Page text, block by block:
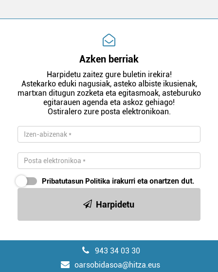
Azken berriak
Harpidetu zaitez gure buletin irekira!
Astekarko eduki nagusiak, asteko albiste ikusienak,
martxan ditugun zozketa eta egitasmoak, asteburuko
egitarauen agenda eta askoz gehiago!
Ostiralero zure posta elektronikoan.
Pribatutasun Politika irakurri eta onartzen dut.
Harpidetu
943 34 03 30
oarsobidasoa@hitza.eus